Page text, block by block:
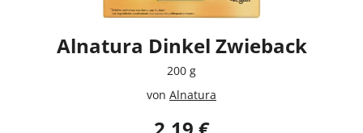
Alnatura Dinkel Zwieback
200 g
von Alnatura